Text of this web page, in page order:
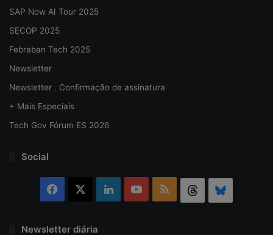
SAP Now AI Tour 2025
SECOP 2025
Febraban Tech 2025
Newsletter
Newsletter . Confirmação de assinatura
+ Mais Especiais
Tech Gov Fórum ES 2026
Social
Facebook LinkedinYouTubeRSS Threads
Newsletter diária